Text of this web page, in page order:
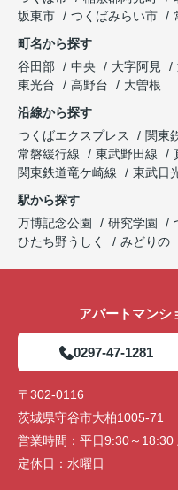
坂東市
つくばみらい市
町名から探す
谷田部
中央 大字阿見
東光台
高野台
大曽根
沿線から探す
つくばエクスプレス
関東
常磐緩行線
東武野田線
関東鉄道竜ケ崎線
東武日
駅から探す
万博記念公園
研究学園
ひたち野うしく
みどりの
アパートマン
0297-47-1281
〒302-0116
茨城県守谷市大柏1005-71
営業時間： 平日9:30～18:30
定休日： 水曜日